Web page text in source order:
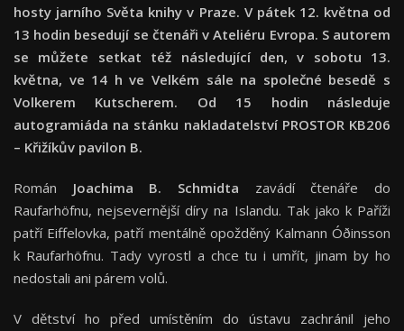
hosty jarního Světa knihy v Praze. V pátek 12. května od
13 hodin besedují se čtenáři v Ateliéru Evropa. S autorem
se můžete setkat též následující den, v sobotu 13.
května, ve 14 h ve Velkém sále na společné besedě s
Volkerem Kutscherem. Od 15 hodin následuje
autogramiáda na stánku nakladatelství PROSTOR KB206
– Křižíkův pavilon B.
Román Joachima B. Schmidta zavádí čtenáře do
Raufarhöfnu, nejsevernější díry na Islandu. Tak jako k Paříži
patří Eiffelovka, patří mentálně opožděný Kalmann Óðinsson
k Raufarhöfnu. Tady vyrostl a chce tu i umřít, jinam by ho
nedostali ani párem volů.
V dětství ho před umístěním do ústavu zachránil jeho